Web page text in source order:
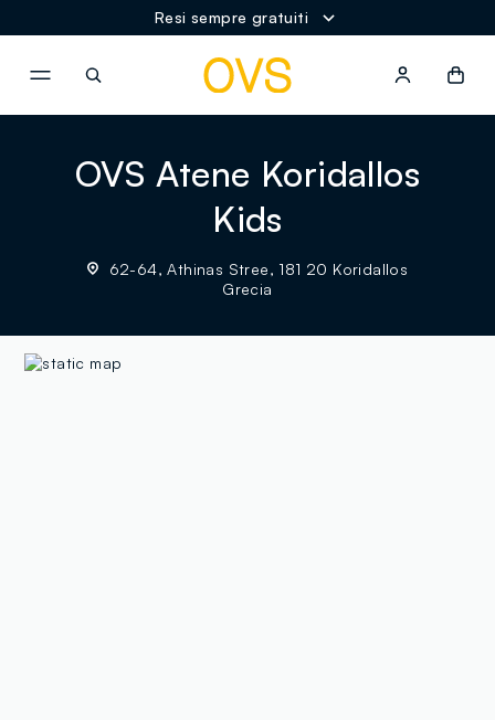
Resi sempre gratuiti
OVS Atene Koridallos
Kids
62-64, Athinas Stree, 181 20 Koridallos
Grecia